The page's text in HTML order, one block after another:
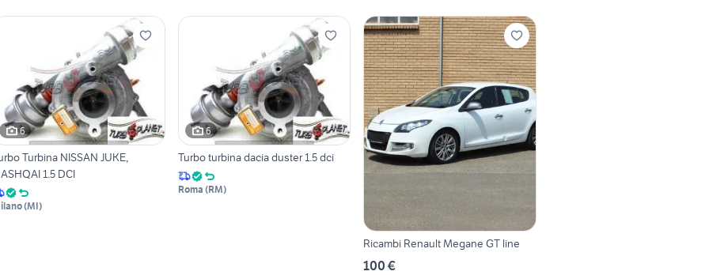
6
Turbina NISSAN JUKE,
1.5 DCI
(MI)
6
Turbo turbina dacia duster 1.5 dci
Roma (RM)
Ricambi Renault Megane GT line
100 €